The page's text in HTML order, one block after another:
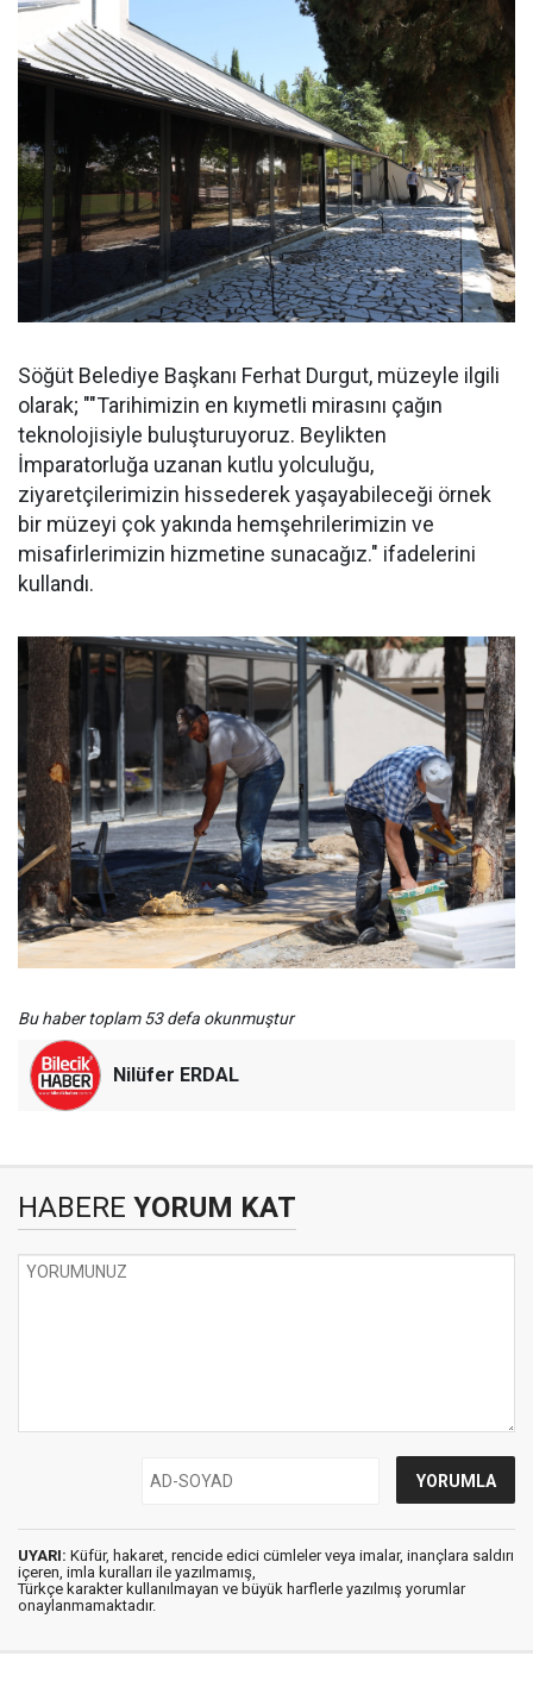
Söğüt Belediye Başkanı Ferhat Durgut, müzeyle ilgili
olarak; ""Tarihimizin en kıymetli mirasını çağın
teknolojisiyle buluşturuyoruz. Beylikten
İmparatorluğa uzanan kutlu yolculuğu,
ziyaretçilerimizin hissederek yaşayabileceği örnek
bir müzeyi çok yakında hemşehrilerimizin ve
misafirlerimizin hizmetine sunacağız." ifadelerini
kullandı.
Bu haber toplam 53 defa okunmuştur
Nilüfer ERDAL
HABERE YORUM KAT
UYARI: Küfür, hakaret, rencide edici cümleler veya imalar, inançlara saldırı
içeren, imla kuralları ile yazılmamış,
Türkçe karakter kullanılmayan ve büyük harflerle yazılmış yorumlar
onaylanmamaktadır.